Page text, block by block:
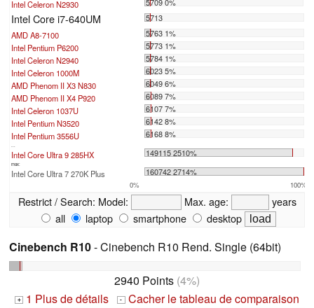
Intel Celeron N2930
Intel Core i7-640UM
5713
AMD A8-7100
5763 1%
Intel Pentium P6200
5773 1%
Intel Celeron N2940
5784 1%
Intel Celeron 1000M
6023 5%
AMD Phenom II X3 N830
6049 6%
AMD Phenom II X4 P920
6089 7%
Intel Celeron 1037U
6107 7%
Intel Pentium N3520
6142 8%
Intel Pentium 3556U
6168 8%
Intel Core Ultra 9 285HX 149115 2510%
max:
Intel Core Ultra 7 270K Plus 160742 2714%
0% 100%
Restrict / Search: Model: Max. age:
years
all
laptop smartphone desktop
Cinebench R10- Cinebench R10 Rend. Single (64bit)
2940 Points (4%)
+ 1 Plus de détails - Cacher le tableau de comparaison